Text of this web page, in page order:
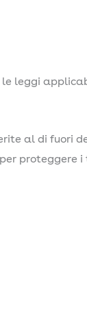
leggi
al di fuori
proteggere